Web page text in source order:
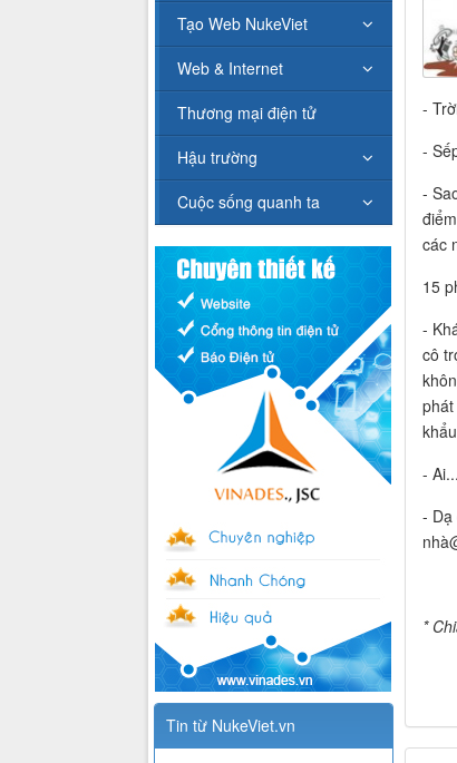
-
-
-
các
15
-
cô
-
- Dạ
*
Tạo Web NukeViet
Web & Internet
Thương mại điện tử
Hậu trường
Cuộc sống quanh ta
Tin từ NukeViet.vn